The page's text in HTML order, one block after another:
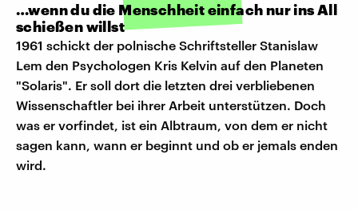
…wenn du die Menschheit einfach nur ins All
schießen willst
1961 schickt der polnische Schriftsteller Stanislaw
Lem den Psychologen Kris Kelvin auf den Planeten
"Solaris". Er soll dort die letzten drei verbliebenen
Wissenschaftler bei ihrer Arbeit unterstützen. Doch
was er vorfindet, ist ein Albtraum, von dem er nicht
sagen kann, wann er beginnt und ob er jemals enden
wird.